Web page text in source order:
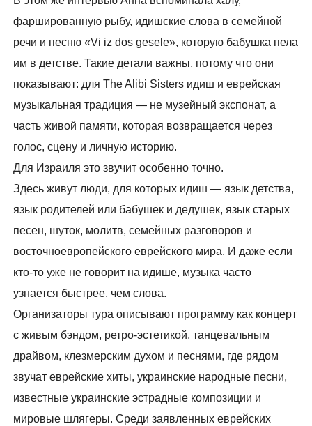
фаршированную рыбу, идишские слова в семейной
речи и песню «Vi iz dos gesele», которую бабушка пела
им в детстве. Такие детали важны, потому что они
показывают: для The Alibi Sisters идиш и еврейская
музыкальная традиция — не музейный экспонат, а
часть живой памяти, которая возвращается через
голос, сцену и личную историю.
Для Израиля это звучит особенно точно.
Здесь живут люди, для которых идиш — язык детства,
язык родителей или бабушек и дедушек, язык старых
песен, шуток, молитв, семейных разговоров и
восточноевропейского еврейского мира. И даже если
кто-то уже не говорит на идише, музыка часто
узнается быстрее, чем слова.
Организаторы тура описывают программу как концерт
с живым бэндом, ретро-эстетикой, танцевальным
драйвом, клезмерским духом и песнями, где рядом
звучат еврейские хиты, украинские народные песни,
известные украинские эстрадные композиции и
мировые шлягеры. Среди заявленных еврейских